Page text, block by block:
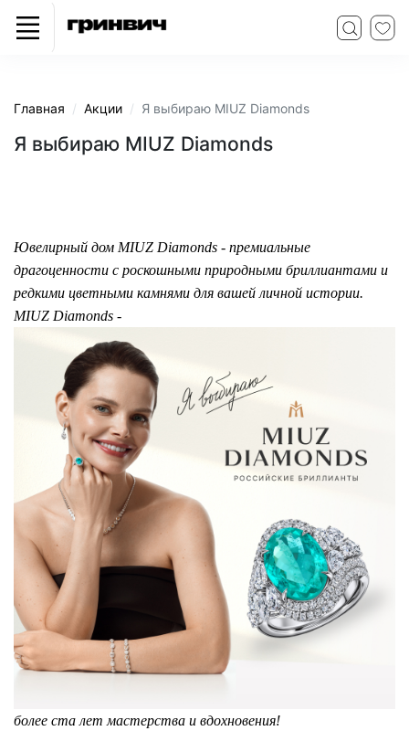
Главная Акции Я выбираю MIUZ Diamonds
Я выбираю MIUZ Diamonds
Ювелирный дом MIUZ Diamonds - премиальные
драгоценности с роскошными природными бриллиантами и
редкими цветными камнями для вашей личной истории.
MIUZ Diamonds -
более ста лет мастерства и вдохновения!